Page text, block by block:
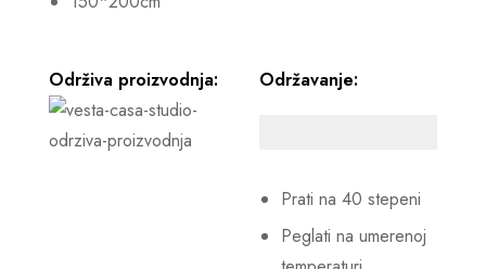
Održiva proizvodnja: Održavanje:
Prati na 40 stepeni
Peglati na umerenoj